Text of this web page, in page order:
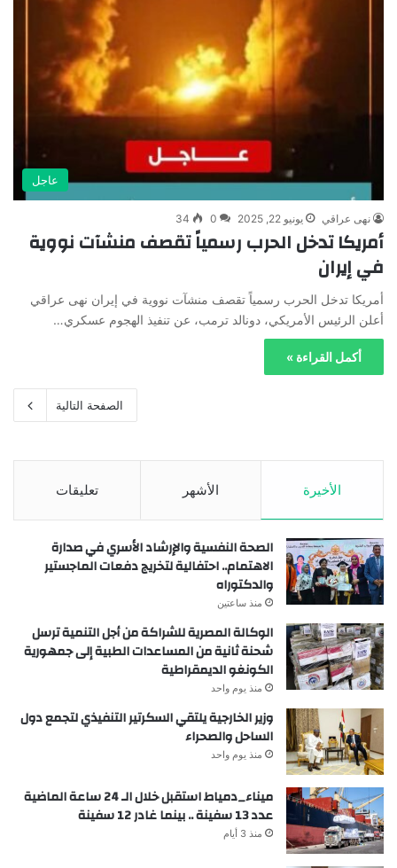
عاجل
نهى عراقي يونيو 22, 2025 0
34
أمريكا تدخل الحرب رسمياً تقصف منشآت نووية
في إيران
أمريكا تدخل الحرب رسمياً تقصف منشآت نووية في إيران نهى عراقي
أعلن الرئيس الأمريكي، دونالد ترمب، عن تنفيذ الهجوم عسكري…
أكمل القراءة »
الصفحة التالية
الأخيرة الأشهر تعليقات
الصحة النفسية والإرشاد الأسري في صدارة
الاهتمام.. احتفالية لتخريج دفعات الماجستير
والدكتوراه
منذ ساعتين
الوكالة المصرية للشراكة من أجل التنمية ترسل
شحنة ثانية من المساعدات الطبية إلى جمهورية
الكونغو الديمقراطية
منذ يوم واحد
وزير الخارجية يلتقي السكرتير التنفيذي لتجمع دول
الساحل والصحراء
منذ يوم واحد
ميناء_دمياط استقبل خلال الـ 24 ساعة الماضية
عدد 13 سفينة .. بينما غادر 12 سفينة
منذ 3 أيام